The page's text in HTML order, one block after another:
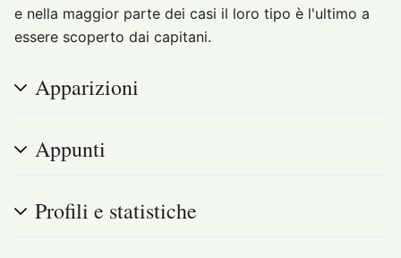
e nella maggior parte dei casi il loro tipo è l'ultimo a
essere scoperto dai capitani.
Apparizioni
Appunti
Profili e statistiche